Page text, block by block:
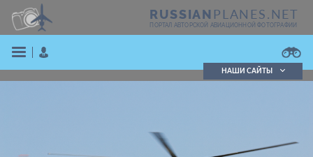
RUSSIAN PLANES.NET
ПОРТАЛ АВТОРСКОЙ АВИАЦИОННОЙ ФОТОГРАФИИ
ВОЙТИ
НАШИ САЙТЫ